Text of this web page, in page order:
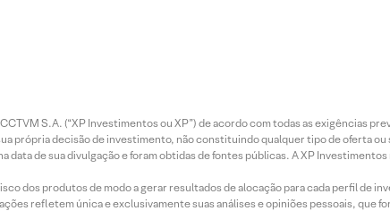
S.A. (“XP Investimentos ou XP”) de acordo com todas as exigências
própria decisão de investimento, não constituindo qualquer tipo de oferta
de sua divulgação e foram obtidas de fontes públicas. A XP
dos produtos de modo a gerar resultados de alocação para cada perfil de
refletem única e exclusivamente suas análises e opiniões pessoais, que